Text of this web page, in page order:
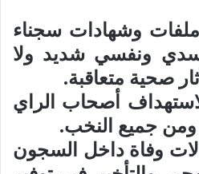
وشهادات سجناء
ونفسي شديد ولا
صحية متعاقبة.
أصحاب الراي
ومن جميع النخب.
وفاة داخل السجون